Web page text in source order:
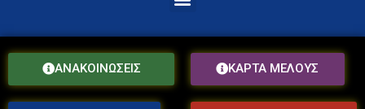
ΑΝΑΚΟΙΝΩΣΕΙΣ ΚΑΡΤΑ ΜΕΛΟΥΣ